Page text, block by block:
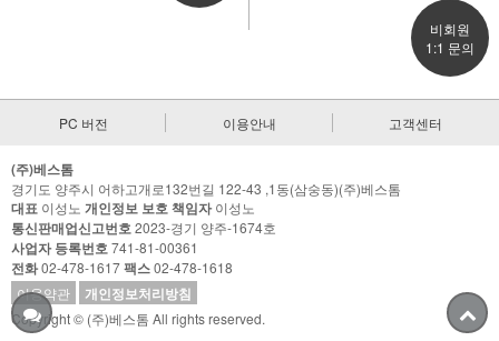
비회원
1:1 문의
PC 버전 이용안내 고객센터
(주)베스톰
경기도 양주시 어하고개로132번길 122-43 ,1동(삼숭동)(주)베스톰
대표 이성노 개인정보 보호 책임자이성노
통신판매업신고번호2023-경기 양주-1674호
사업자 등록번호741-81-00361
전화02-478-1617팩스02-478-1618
이용약관
개인정보처리방침
Copyright © (주)베스톰 All rights reserved.